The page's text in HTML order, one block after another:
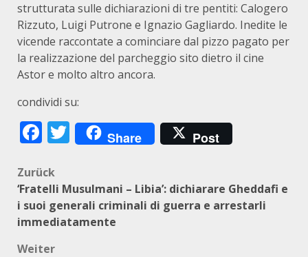
strutturata sulle dichiarazioni di tre pentiti: Calogero
Rizzuto, Luigi Putrone e Ignazio Gagliardo. Inedite le
vicende raccontate a cominciare dal pizzo pagato per
la realizzazione del parcheggio sito dietro il cine
Astor e molto altro ancora.
condividi su:
Facebook
Twitter
Share Post
Beitragsnavigation
Zurück
‘Fratelli Musulmani – Libia’: dichiarare Gheddafi e
i suoi generali criminali di guerra e arrestarli
immediatamente
Weiter